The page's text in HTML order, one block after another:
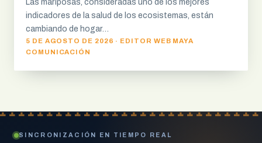
Las mariposas, consideradas uno de los mejores
indicadores de la salud de los ecosistemas, están
cambiando de hogar…
5 DE AGOSTO DE 2026 · EDITOR WEB MAYA
COMUNICACIÓN
SINCRONIZACIÓN EN TIEMPO REAL